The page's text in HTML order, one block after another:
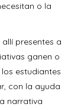
o la
presentes a
ganen o
estudiantes
con la ayuda
narrativa